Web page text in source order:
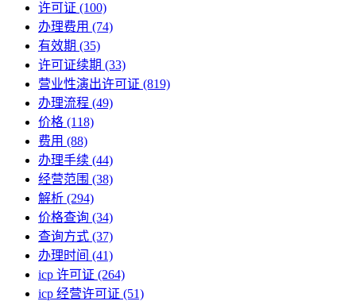
许可证 (100)
办理费用 (74)
有效期 (35)
许可证续期 (33)
营业性演出许可证 (819)
办理流程 (49)
价格 (118)
费用 (88)
办理手续 (44)
经营范围 (38)
解析 (294)
价格查询 (34)
查询方式 (37)
办理时间 (41)
icp 许可证 (264)
icp 经营许可证 (51)